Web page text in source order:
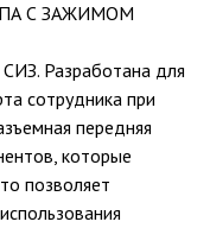
С ЗАЖИМОМ
Разработана для
сотрудника при
передняя
которые
позволяет